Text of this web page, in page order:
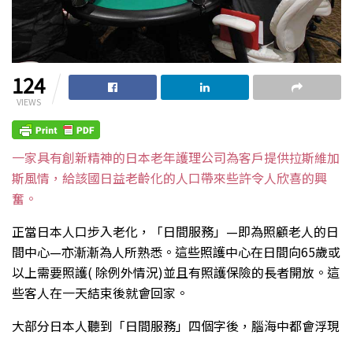
124
VIEWS
一家具有創新精神的日本老年護理公司為客戶提供拉斯維加
斯風情，給該國日益老齡化的人口帶來些許令人欣喜的興
奮。
正當日本人口步入老化，「日間服務」—即為照顧老人的日
間中心—亦漸漸為人所熟悉。這些照護中心在日間向65歲或
以上需要照護( 除例外情況)並且有照護保險的長者開放。這
些客人在一天結束後就會回家。
大部分日本人聽到「日間服務」四個字後，腦海中都會浮現